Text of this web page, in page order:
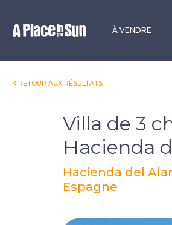
À VENDRE
RETOUR AUX RÉSULTATS
Villa de 3
Hacienda
Hacienda del
Espagne